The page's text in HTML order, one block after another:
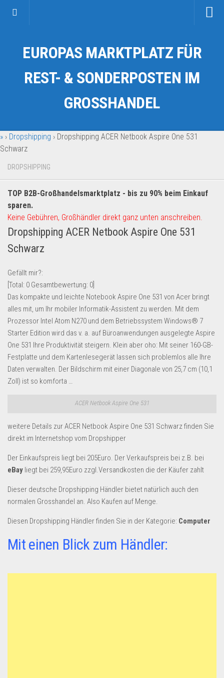
Kategorien
Auto & Motorrad
Fahrzeuge & Transport
Garten & Werkzeug
Geschenkartikel
Handy und Smartphone
Kosmetik & Pflege
Lebensmittel & Getränke
Multimedia & Elektro
Münzen
Spielzeug & Games
Schuhe & Accessoires
Sport & Freizeit
Uhren & Schmuck
Wohnen & Einrichten
Restposten-Angebote
Restposten für Privatpersonen
eBay Restposten kaufen
Saison & Eventprodkte
B2B Produkte
Grosshandel
Amazon
Aldi
Lidl
EUROPAS MARKTPLATZ FÜR
REST- & SONDERPOSTEN IM
GROSSHANDEL
» › Dropshipping › Dropshipping ACER Netbook Aspire One 531
Schwarz
DROPSHIPPING
TOP B2B-Großhandelsmarktplatz - bis zu 90% beim Einkauf
sparen.
Keine Gebühren, Großhändler direkt ganz unten anschreiben.
Dropshipping ACER Netbook Aspire One 531
Schwarz
Gefällt mir?:
[Total: 0 Gesamtbewertung: 0
Das kompakte und leichte Notebook Aspire One 531 von Acer bringt
alles mit, um Ihr mobiler Informatik-Assistent zu werden. Mit dem
Prozessor Intel Atom N270 und dem Betriebssystem Windows® 7
Starter Edition wird das v. a. auf Büroanwendungen ausgelegte Aspire
One 531 Ihre Produktivität steigern. Klein aber oho: Mit seiner 160-GB-
Festplatte und dem Kartenlesegerät lassen sich problemlos alle Ihre
Daten verwalten. Der Bildschirm mit einer Diagonale von 25,7 cm (10,1
Zoll) ist so komforta …
ACER Netbook Aspire One 531
weitere Details zur ACER Netbook Aspire One 531 Schwarz finden Sie
direkt im Internetshop vom Dropshipper
Der Einkaufspreis liegt bei 205Euro. Der Verkaufspreis bei z.B. bei
eBay liegt bei 259,95Euro zzgl.Versandkosten die der Käufer zahlt
Dieser deutsche Dropshipping Händler bietet natürlich auch den
normalen Grosshandel an. Also Kaufen auf Menge.
Diesen Dropshipping Händler finden Sie in der Kategorie: Computer
Mit einen Blick zum Händler: